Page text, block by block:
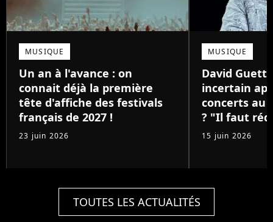
MUSIQUE
Un an à l'avance : on
connait déjà la première
tête d'affiche des festivals
français de 2027 !
23 juin 2026
MUSIQUE
David
incertain
concerts au
? "Il faut
15 juin 2026
TOUTES LES ACTUALITÉS